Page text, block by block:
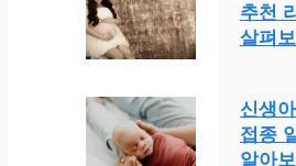
추천
살펴
신생
접종
알아